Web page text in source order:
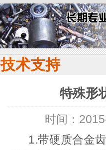
技术支持
特殊形
时间：
1.带硬质合金齿